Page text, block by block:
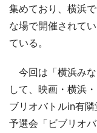
集めており、横浜
な場で開催されて
ている。
今回は「横浜み
して、映画・横浜
ブリオバトルin有
予選会「ビブリオ